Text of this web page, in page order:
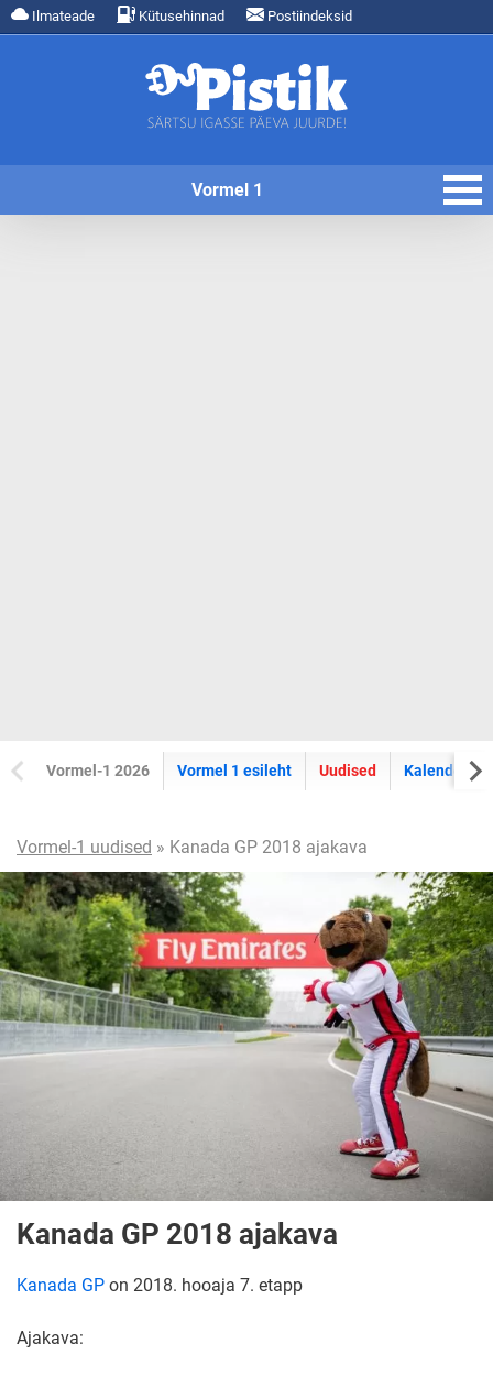
Ilmateade Kütusehinnad Postiindeksid
Vormel 1
Vormel-1 2026 Vormel 1 esileht Uudised Kalender
Vormel-1 uudised » Kanada GP 2018 ajakava
Kanada GP 2018 ajakava
Kanada GP on 2018. hooaja 7. etapp
Ajakava: